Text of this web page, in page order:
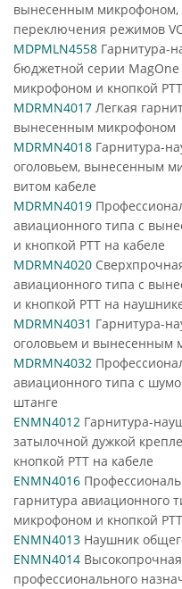
вынесенным микрофоном,
переключения режимов
MDPMLN4558 Гарнитура-
бюджетной серии
микрофоном и кнопкой
MDRMN4017 Легкая
вынесенным микрофоном
MDRMN4018 Гарнитура-
оголовьем, вынесенным
витом кабеле
MDRMN4019
авиационного типа с
и кнопкой PTT на кабеле
MDRMN4020
авиационного типа с
и кнопкой PTT на
MDRMN4031 Гарнитура-
оголовьем и вынесенным
MDRMN4032
авиационного типа с
штанге
ENMN4012 Гарнитура-
затылочной дужкой
кнопкой PTT на кабеле
ENMN4016
гарнитура авиационного
микрофоном и кнопкой
ENMN4013 Наушник
ENMN4014
профессионального